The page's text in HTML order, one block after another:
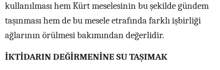
kullanılması hem Kürt meselesinin bu şekilde gündem
taşınması hem de bu mesele etrafında farklı işbirliği
ağlarının örülmesi bakımından değerlidir.
İKTİDARIN DEĞİRMENİNE SU TAŞIMAK